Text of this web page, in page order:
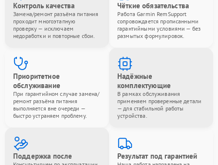
Контроль качества
Замена/ремонт разъёма питания
проходит многоэтапную
проверку — исключаем
недоработки и повторные сбои.
Чёткие обязательства
Работа Garmin RemSupport
сопровождается прописанными
гарантийными условиями — без
размытых формулировок.
Приоритетное
обслуживание
При гарантийном случае замена/
ремонт разъёма питания
выполняется вне очереди —
быстро устраняем проблему.
Надёжные
комплектующие
В рамках обслуживания
применяем проверенные детали
— для стабильной работы
устройства.
Поддержка после Результат под гарантией